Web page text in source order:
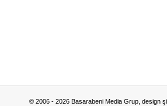
© 2006 - 2026 Basarabeni Media Grup, design